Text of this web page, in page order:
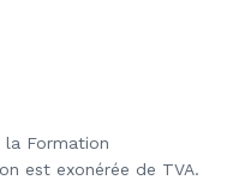
Formation
est exonérée de TVA.